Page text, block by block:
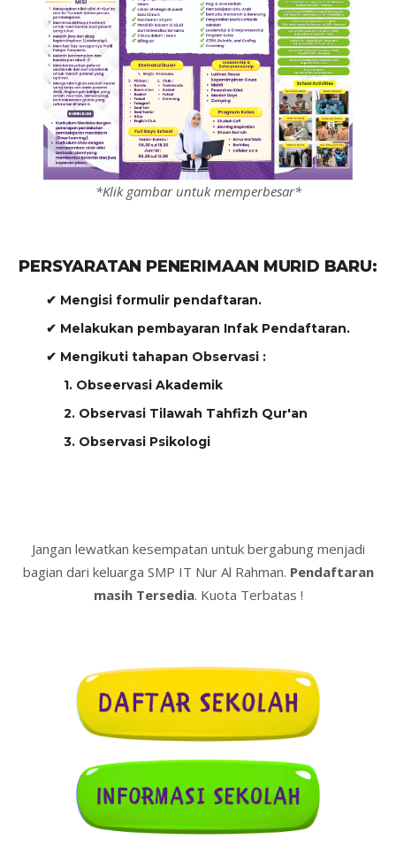
*Klik gambar untuk memperbesar*
PERSYARATAN PENERIMAAN MURID BARU:
✔ Mengisi formulir pendaftaran.
✔ Melakukan pembayaran Infak Pendaftaran.
✔ Mengikuti tahapan Observasi :
1. Obseervasi Akademik
2. Observasi Tilawah Tahfizh Qur'an
3. Observasi Psikologi
Jangan lewatkan kesempatan untuk bergabung menjadi
bagian dari keluarga SMP IT Nur Al Rahman. Pendaftaran
masih Tersedia. Kuota Terbatas !